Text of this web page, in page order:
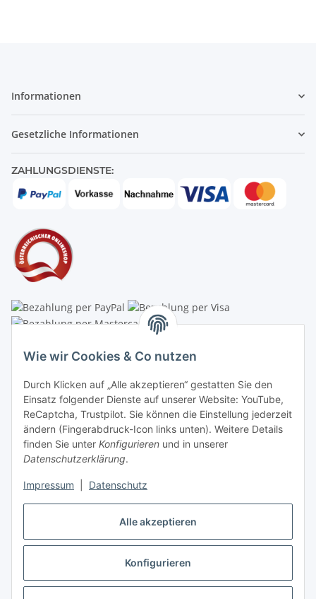
Alle akzeptieren
Konfigurieren
Wie wir Cookies & Co nutzen
Durch Klicken auf „Alle akzeptieren“ gestatten Sie den
Einsatz folgender Dienste auf unserer Website: YouTube,
ReCaptcha, Trustpilot. Sie können die Einstellung jederzeit
ändern (Fingerabdruck-Icon links unten). Weitere Details
finden Sie unter Konfigurieren und in unserer
Datenschutzerklärung.
Impressum Datenschutz
Informationen
Gesetzliche Informationen
ZAHLUNGSDIENSTE:
Schauraum & Verkauf: Pfarrwald 46
Buchhaltung: Königleiten 11
A-3354 Wolfsbach
+43747782730
shop@krippen-shop.at
www.krippen-shop.at
Vertrag widerrufen
* Alle Preise inkl. gesetzlicher USt., zzgl.